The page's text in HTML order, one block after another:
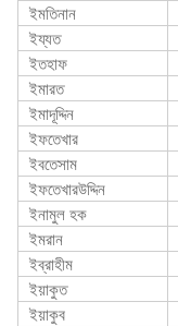
ইমতিনান
ইয্যত
ইতহাফ
ইমারত
ইমাদূদ্দিন
ইফতেখার
ইবতেসাম
ইফতেখারউদ্দিন
ইনামুল হক
ইমরান
ইব্রাহীম
ইয়াকুত
ইয়াকুব